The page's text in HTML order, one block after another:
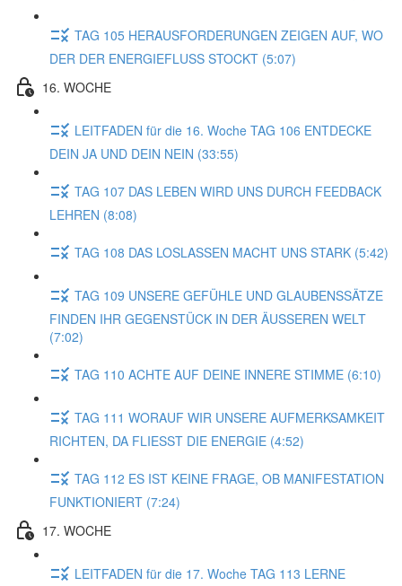
TAG 105 HERAUSFORDERUNGEN ZEIGEN AUF, WO
DER DER ENERGIEFLUSS STOCKT (5:07)
16. WOCHE
LEITFADEN für die 16. Woche TAG 106 ENTDECKE
DEIN JA UND DEIN NEIN (33:55)
TAG 107 DAS LEBEN WIRD UNS DURCH FEEDBACK
LEHREN (8:08)
TAG 108 DAS LOSLASSEN MACHT UNS STARK (5:42)
TAG 109 UNSERE GEFÜHLE UND GLAUBENSSÄTZE
FINDEN IHR GEGENSTÜCK IN DER ÄUSSEREN WELT
(7:02)
TAG 110 ACHTE AUF DEINE INNERE STIMME (6:10)
TAG 111 WORAUF WIR UNSERE AUFMERKSAMKEIT
RICHTEN, DA FLIESST DIE ENERGIE (4:52)
TAG 112 ES IST KEINE FRAGE, OB MANIFESTATION
FUNKTIONIERT (7:24)
17. WOCHE
LEITFADEN für die 17. Woche TAG 113 LERNE